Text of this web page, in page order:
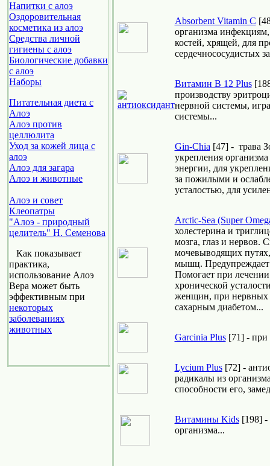
Напитки с алоэ
Оздоровительная
косметика из алоэ
Средства личной
гигиены с алоэ
Биологические добавки
с алоэ
Наборы
Питательная диета с
Алоэ
Алоэ против
целлюлита
Уход за кожей лица с
алоэ
Алоэ для загара
Алоэ и животные
Алоэ и совет
Клеопатры
"Алоэ - природный
целитель" Н. Семенова
Как показывает
практика,
использование Алоэ
Вера может быть
эффективным при
некоторых
заболеваниях
животных
Absorbent Vitamin C
организма инфекциям,
костей, хрящей, для
сердечнососудистых
Витамин B 12 Plus
производству
нервной системы,
системы...
Gin-Chia [47] - трава
укрепления
энергии, для
за пожилыми и
усталостью, для
Arctic-Sea (Super
холестерина и
мозга, глаз и нервов.
мочевыводящих
мышц. Предупреждает
Помогает при
хронической
женщин, при нервных
сахарным диабетом...
Garcinia Plus[71] - при
Lycium Plus[72] -
радикалы из
способности его,
Витамины Kids[198] -
организма...